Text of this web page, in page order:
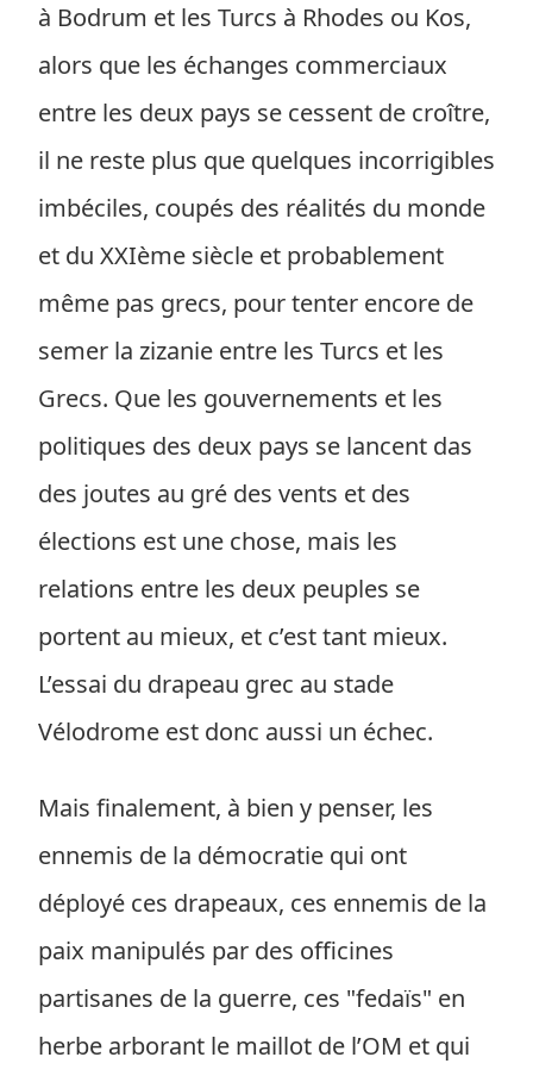
à Bodrum et les Turcs à Rhodes ou Kos,
alors que les échanges commerciaux
entre les deux pays se cessent de croître,
il ne reste plus que quelques incorrigibles
imbéciles, coupés des réalités du monde
et du XXIème siècle et probablement
même pas grecs, pour tenter encore de
semer la zizanie entre les Turcs et les
Grecs. Que les gouvernements et les
politiques des deux pays se lancent das
des joutes au gré des vents et des
élections est une chose, mais les
relations entre les deux peuples se
portent au mieux, et c’est tant mieux.
L’essai du drapeau grec au stade
Vélodrome est donc aussi un échec.
Mais finalement, à bien y penser, les
ennemis de la démocratie qui ont
déployé ces drapeaux, ces ennemis de la
paix manipulés par des officines
partisanes de la guerre, ces "fedaïs" en
herbe arborant le maillot de l’OM et qui